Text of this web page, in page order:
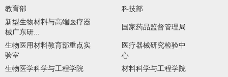
教育部
科技部
新型生物材料与高端医疗器
械广东研...
国家药品监督管理局
生物医用材料教育部重点实
验室
医疗器械研究检验中
心
生物医学科学与工程学院
材料科学与工程学院